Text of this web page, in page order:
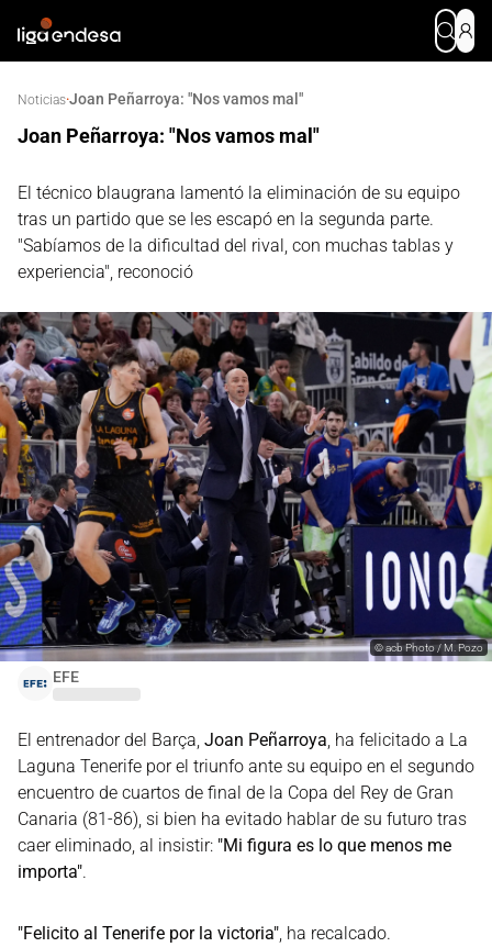
Noticias·Joan Peñarroya: "Nos vamos mal"
Joan Peñarroya: "Nos vamos mal"
El técnico blaugrana lamentó la eliminación de su equipo
tras un partido que se les escapó en la segunda parte.
"Sabíamos de la dificultad del rival, con muchas tablas y
experiencia", reconoció
EFE
©acb Photo / M. Pozo
El entrenador del Barça, Joan Peñarroya , ha felicitado a La
Laguna Tenerife por el triunfo ante su equipo en el segundo
encuentro de cuartos de final de la Copa del Rey de Gran
Canaria (81-86), si bien ha evitado hablar de su futuro tras
caer eliminado, al insistir: "Mi figura es lo que menos me
importa".
"Felicito al Tenerife por la victoria" , ha recalcado.